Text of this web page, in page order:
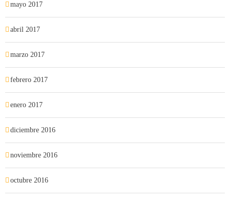
mayo 2017
abril 2017
marzo 2017
febrero 2017
enero 2017
diciembre 2016
noviembre 2016
octubre 2016